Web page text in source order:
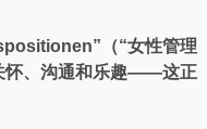
（“女性管理
怀、沟通和乐趣——这正